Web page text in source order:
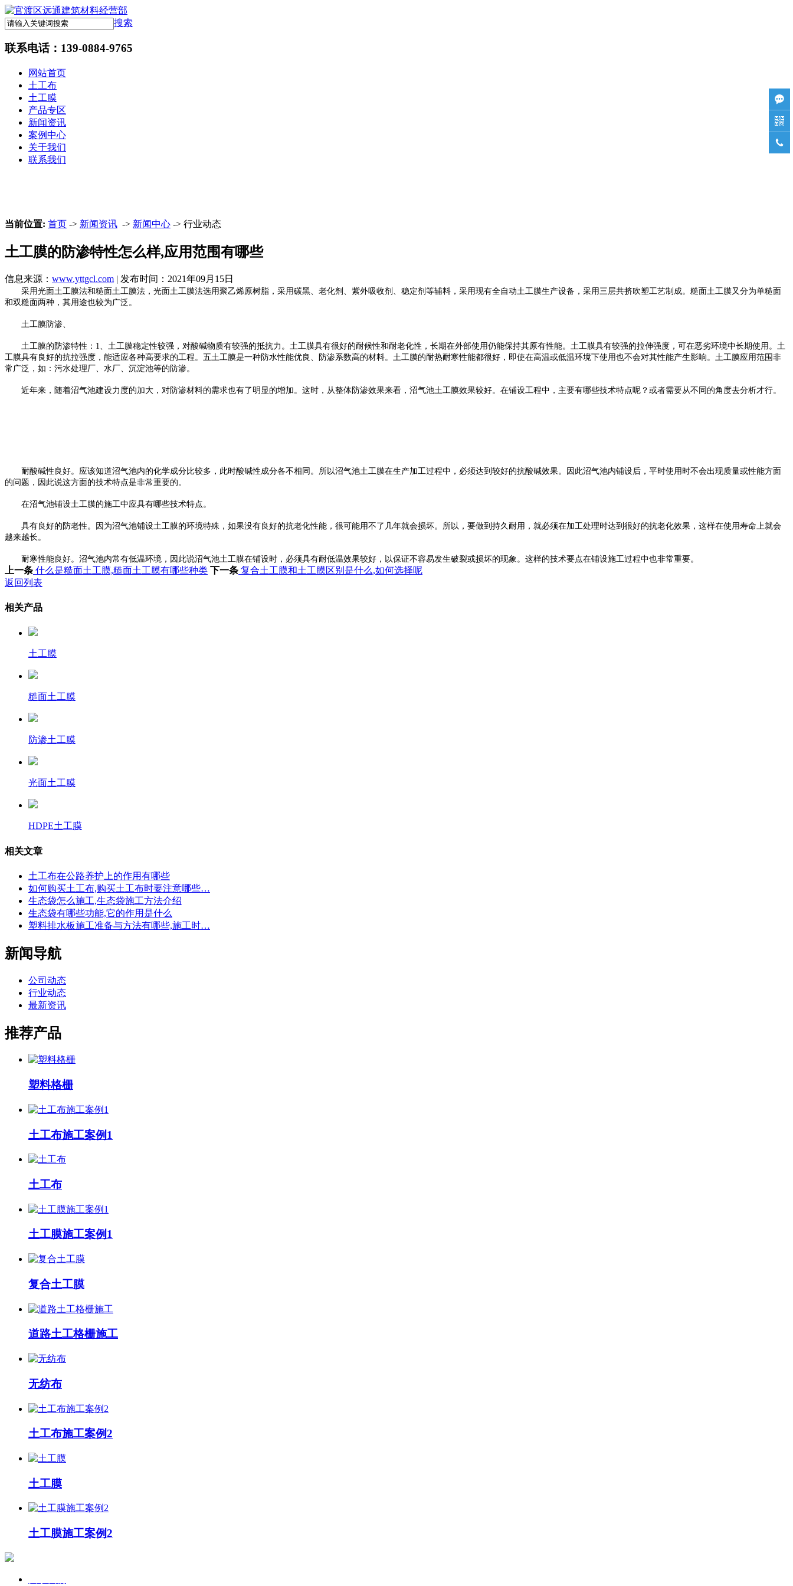
搜索
联系电话： 139-0884-9765
网站首页
土工布
土工膜
产品专区
新闻资讯
案例中心
关于我们
联系我们
当前位置: 首页 -> 新闻资讯 -> 新闻中心 -> 行业动态
土工膜的防渗特性怎么样,应用范围有哪些
信息来源： www.yttgcl.com | 发布时间：2021年09月15日
采用光面土工膜法和糙面土工膜法，光面土工膜法选用聚乙烯原树脂，采用碳黑、老化剂、紫外吸收剂、稳定剂等辅料，采用现有全自动土工膜生产设备，采用三层共挤吹塑工艺制成。糙面土工膜又分为单糙面
和双糙面两种，其用途也较为广泛。
土工膜防渗、
土工膜的防渗特性：1、土工膜稳定性较强，对酸碱物质有较强的抵抗力。土工膜具有很好的耐候性和耐老化性，长期在外部使用仍能保持其原有性能。土工膜具有较强的拉伸强度，可在恶劣环境中长期使用。土
工膜具有良好的抗拉强度，能适应各种高要求的工程。五土工膜是一种防水性能优良、防渗系数高的材料。土工膜的耐热耐寒性能都很好，即使在高温或低温环境下使用也不会对其性能产生影响。土工膜应用范围非
常广泛，如：污水处理厂、水厂、沉淀池等的防渗。
近年来，随着沼气池建设力度的加大，对防渗材料的需求也有了明显的增加。这时，从整体防渗效果来看，沼气池土工膜效果较好。在铺设工程中，主要有哪些技术特点呢？或者需要从不同的角度去分析才行。
耐酸碱性良好。应该知道沼气池内的化学成分比较多，此时酸碱性成分各不相同。所以沼气池土工膜在生产加工过程中，必须达到较好的抗酸碱效果。因此沼气池内铺设后，平时使用时不会出现质量或性能方面
的问题，因此说这方面的技术特点是非常重要的。
在沼气池铺设土工膜的施工中应具有哪些技术特点。
具有良好的防老性。因为沼气池铺设土工膜的环境特殊，如果没有良好的抗老化性能，很可能用不了几年就会损坏。所以，要做到持久耐用，就必须在加工处理时达到很好的抗老化效果，这样在使用寿命上就会
越来越长。
耐寒性能良好。沼气池内常有低温环境，因此说沼气池土工膜在铺设时，必须具有耐低温效果较好，以保证不容易发生破裂或损坏的现象。这样的技术要点在铺设施工过程中也非常重要。
上一条 什么是糙面土工膜,糙面土工膜有哪些种类 下一条 复合土工膜和土工膜区别是什么,如何选择呢
返回列表
相关产品
土工膜
糙面土工膜
防渗土工膜
光面土工膜
HDPE土工膜
相关文章
土工布在公路养护上的作用有哪些
如何购买土工布,购买土工布时要注意哪些…
生态袋怎么施工,生态袋施工方法介绍
生态袋有哪些功能,它的作用是什么
塑料排水板施工准备与方法有哪些,施工时…
新闻导航
公司动态
行业动态
最新资讯
推荐产品
塑料格栅
土工布施工案例1
土工布
土工膜施工案例1
复合土工膜
道路土工格栅施工
无纺布
土工布施工案例2
土工膜
土工膜施工案例2


